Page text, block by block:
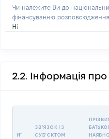
Чи належите Ви до
фінансуванню
Ні
2.2. Інформація про
№
ЗВʼЯЗОК ІЗ
СУБʼЄКТОМ